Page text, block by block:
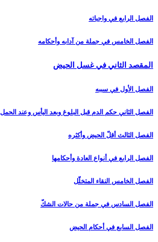
الفصل الرابع في واجباته
الفصل الخامس في جملة من آدابه وأحكامه‏
المقصد الثاني في غسل الحيض‏
الفصل الأول في سببه
الفصل الثاني حكم الدم قبل البلوغ وبعد اليأس وعند الحمل‏
الفصل الثالث أقلّ الحيض وأكثره‏
الفصل الرابع في أنواع العادة وأحكامها
الفصل الخامس النقاء المتخلّل‏
الفصل السادس في جملة من حالات الشكّ‏
الفصل السابع في أحكام الحيض